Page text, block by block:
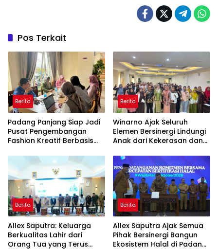
Pos Terkait
Berita
Padang Panjang Siap Jadi
Pusat Pengembangan
Fashion Kreatif Berbasis
Berita
Winarno Ajak Seluruh
Elemen Bersinergi Lindungi
Anak dari Kekerasan dan
Berita
Allex Saputra: Keluarga
Berkualitas Lahir dari
Orang Tua yang Terus
Berita
Allex Saputra Ajak Semua
Pihak Bersinergi Bangun
Ekosistem Halal di Padang